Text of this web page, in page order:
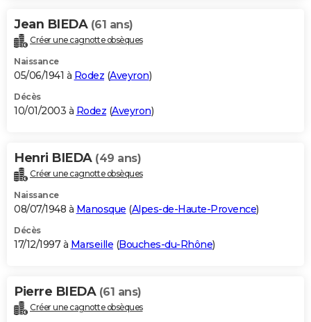
Jean BIEDA (61 ans)
Créer une cagnotte obsèques
Naissance
05/06/1941 à Rodez (Aveyron)
Décès
10/01/2003 à Rodez (Aveyron)
Henri BIEDA (49 ans)
Créer une cagnotte obsèques
Naissance
08/07/1948 à Manosque (Alpes-de-Haute-Provence)
Décès
17/12/1997 à Marseille (Bouches-du-Rhône)
Pierre BIEDA (61 ans)
Créer une cagnotte obsèques